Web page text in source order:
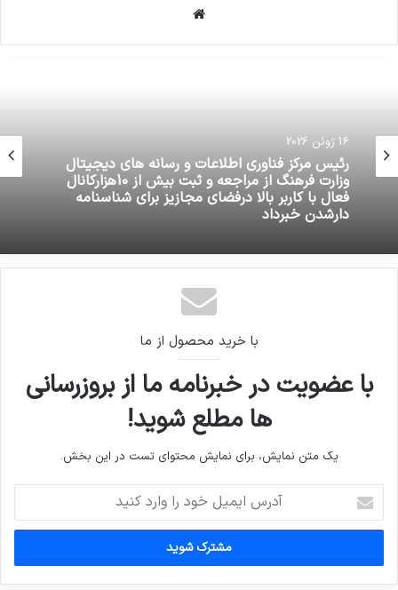
16 ژوئن 2026
رئیس مرکز فناوری اطلاعات و رسانه های دیجیتال
وزارت فرهنگ از مراجعه و ثبت بیش از 10هزارکانال
فعال با کاربر بالا درفضای مجازیز برای شناسنامه
دارشدن خبرداد
با خرید محصول از ما
با عضویت در خبرنامه ما از بروزرسانی
ها مطلع شوید!
یک متن نمایش، برای نمایش محتوای تست در این بخش.
ایمیل
خود
وارد
کنید